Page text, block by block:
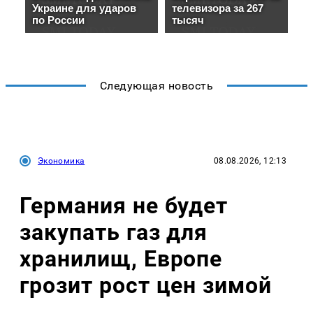
Следующая новость
Экономика 08.08.2026, 12:13
Германия не будет
закупать газ для
хранилищ, Европе
грозит рост цен зимой